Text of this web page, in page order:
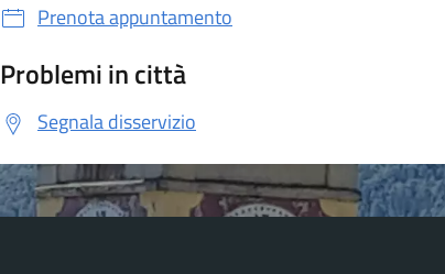
Prenota appuntamento
Problemi in città
Segnala disservizio